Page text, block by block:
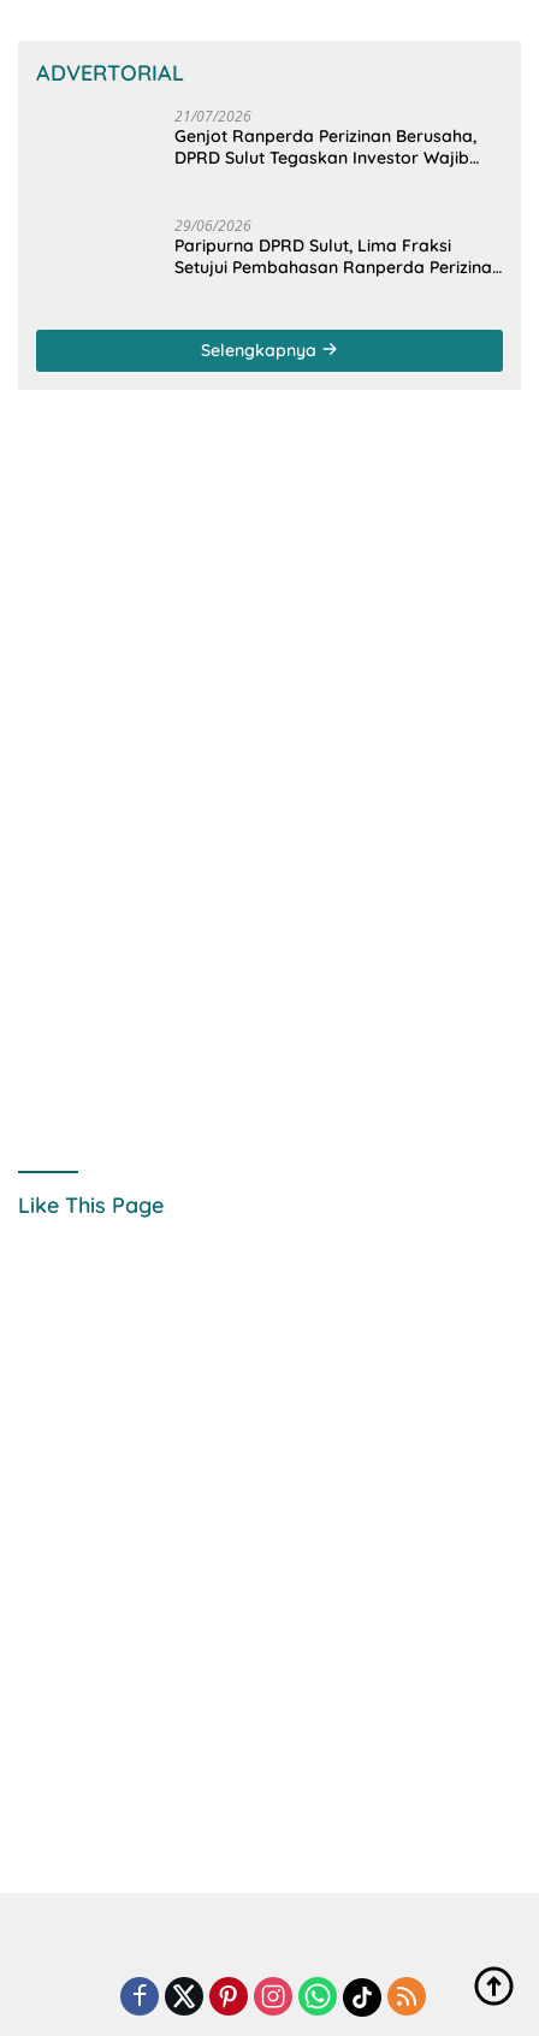
ADVERTORIAL
21/07/2026
Genjot Ranperda Perizinan Berusaha,
DPRD Sulut Tegaskan Investor Wajib
29/06/2026
Paripurna DPRD Sulut, Lima Fraksi
Setujui Pembahasan Ranperda Perizinan
Selengkapnya
Like This Page